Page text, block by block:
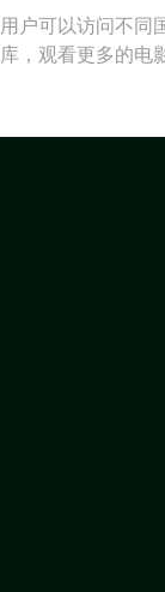
用户可以访问不同
库，观看更多的电